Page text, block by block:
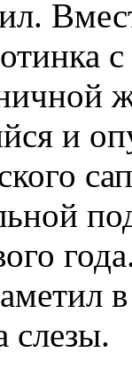
и
слезы.